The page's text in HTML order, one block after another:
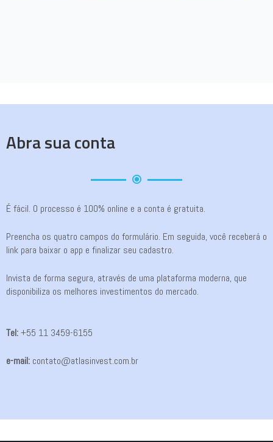
Abra sua conta
É fácil. O processo é 100% online e a conta é gratuita.
Preencha os quatro campos do formulário. Em seguida, você receberá o
link para baixar o app e finalizar seu cadastro.
Invista de forma segura, através de uma plataforma moderna, que
disponibiliza os melhores investimentos do mercado.
Tel:+55 11 3459-6155
e-mail: contato@atlasinvest.com.br